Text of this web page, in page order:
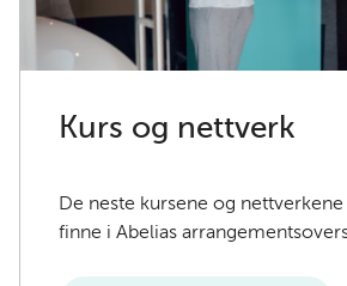
Kurs og nettverk
De neste kursene og
finne i Abelias